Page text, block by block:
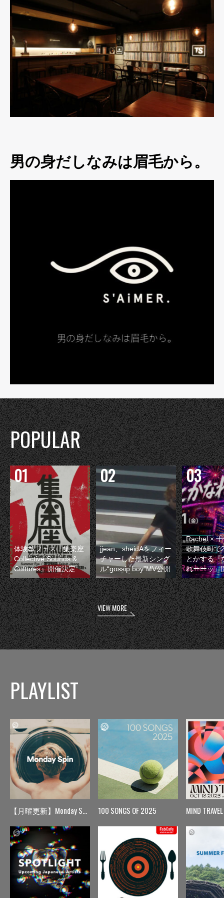
男の身だしなみは眉毛から。
POPULAR
体験型フェス『集楽座
Collective Sounds &
Cultures』開催決定
jjean、sheidAをフィー
チャーした最新シング
ル“gossip boy”MV公開
Rachel ×
歌舞伎町で
とかする『
れーーッ』
VIEW MORE
PLAYLIST
【月曜更新】Monday Spin 100 SONGS OF 2025 MIND TRAVEL